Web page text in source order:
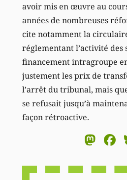
avoir mis en œuvre au
années de nombreuses
cite notamment la
réglementant l’activité des
financement intragroupe
justement les prix de
l’arrêt du tribunal, mais
se refusait jusqu’à
façon rétroactive.